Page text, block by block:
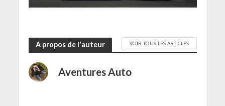
e
A propos de l'auteur VOIR TOUS LES ARTICLES
Aventures Auto